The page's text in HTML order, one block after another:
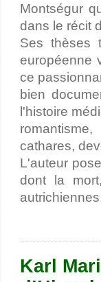
Montségur
dans le récit
Ses thèses
européenne
ce
bien
l'histoire
cathares,
L'auteur
dont la
Karl